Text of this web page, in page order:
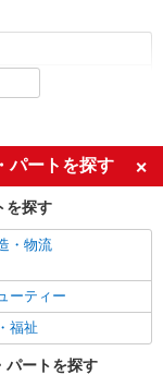
を見る
時給25％UP（深夜
事補助
パートを探す
を探す
・物流
ーティー
福祉
パートを探す